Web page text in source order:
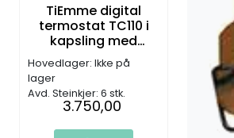
TiEmme digital
termostat TC110 i
kapsling med
følerlomme
Hovedlager: Ikke på
lager
Avd. Steinkjer: 6 stk.
3.750,00